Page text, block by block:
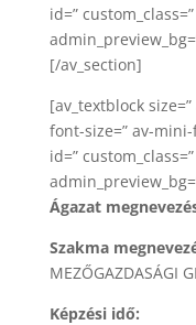
id=”
[/av_section]
[av_textblock
font-size=” av-mini-
id=”
Ágazat
Szakma
MEZŐGAZDASÁGI
Képzési idő: